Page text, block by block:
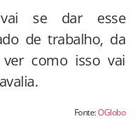
se dar esse
de trabalho, da
como isso vai
Fonte:OGlobo